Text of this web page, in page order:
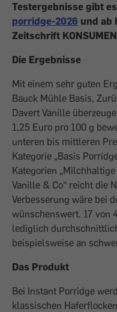
Testergebnisse gibt
porridge-2026 und ab
Zeitschrift
Die Ergebnisse
Mit einem sehr guten
Bauck Mühle Basis,
Davert Vanille
1,25 Euro pro 100 g
unteren bis mittleren
Kategorie „Basis
Kategorien
Vanille & Co“ reicht die
Verbesserung wäre bei
wünschenswert. 17 von
lediglich
beispielsweise an
Das Produkt
Bei Instant Porridge
klassischen